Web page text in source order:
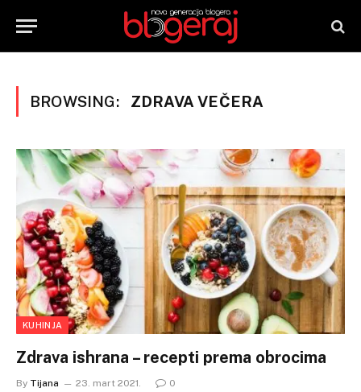
BROWSING: ZDRAVA VEČERA
KUHINJA
Zdrava ishrana – recepti prema obrocima
By Tijana 23. mart 2021. 0